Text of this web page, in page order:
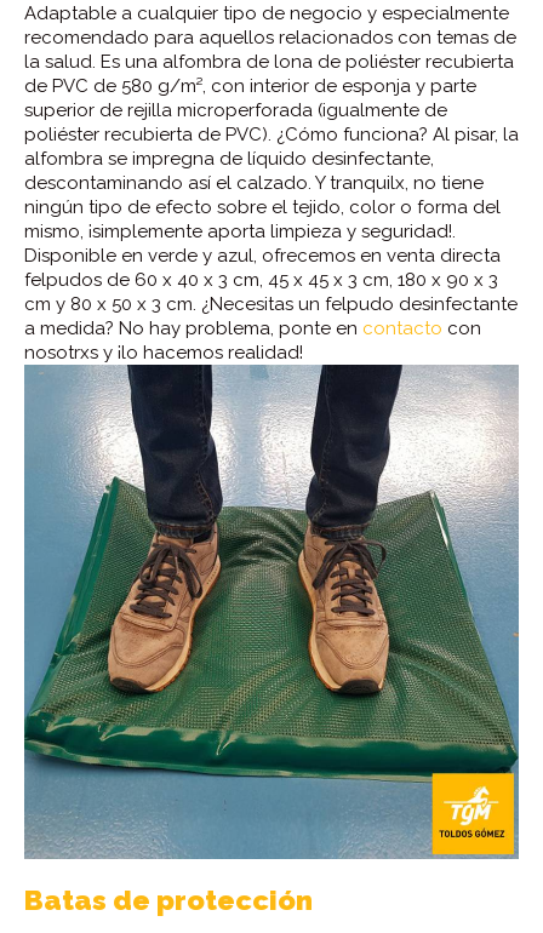
Adaptable a cualquier tipo de negocio y especialmente
recomendado para aquellos relacionados con temas de
la salud. Es una alfombra de lona de poliéster recubierta
de PVC de 580 g/m², con interior de esponja y parte
superior de rejilla microperforada (igualmente de
poliéster recubierta de PVC). ¿Cómo funciona? Al pisar, la
alfombra se impregna de líquido desinfectante,
descontaminando así el calzado. Y tranquilx, no tiene
ningún tipo de efecto sobre el tejido, color o forma del
mismo, ¡simplemente aporta limpieza y seguridad!.
Disponible en verde y azul, ofrecemos en venta directa
felpudos de 60 x 40 x 3 cm, 45 x 45 x 3 cm, 180 x 90 x 3
cm y 80 x 50 x 3 cm. ¿Necesitas un felpudo desinfectante
a medida? No hay problema, ponte en contacto con
nosotrxs y ¡lo hacemos realidad!
Batas de protección